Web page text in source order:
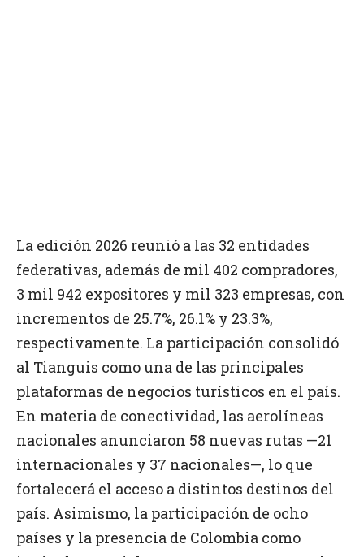
La edición 2026 reunió a las 32 entidades
federativas, además de mil 402 compradores,
3 mil 942 expositores y mil 323 empresas, con
incrementos de 25.7%, 26.1% y 23.3%,
respectivamente. La participación consolidó
al Tianguis como una de las principales
plataformas de negocios turísticos en el país.
En materia de conectividad, las aerolíneas
nacionales anunciaron 58 nuevas rutas —21
internacionales y 37 nacionales—, lo que
fortalecerá el acceso a distintos destinos del
país. Asimismo, la participación de ocho
países y la presencia de Colombia como